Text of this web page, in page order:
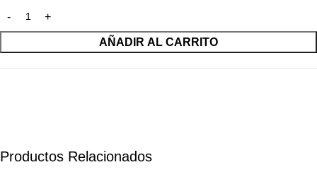
AÑADIR AL CARRITO
Productos Relacionados